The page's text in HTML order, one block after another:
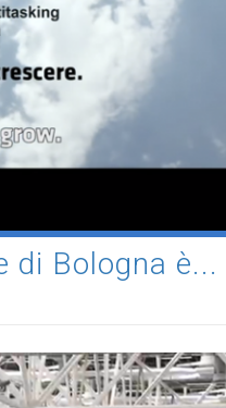
di Bologna è...